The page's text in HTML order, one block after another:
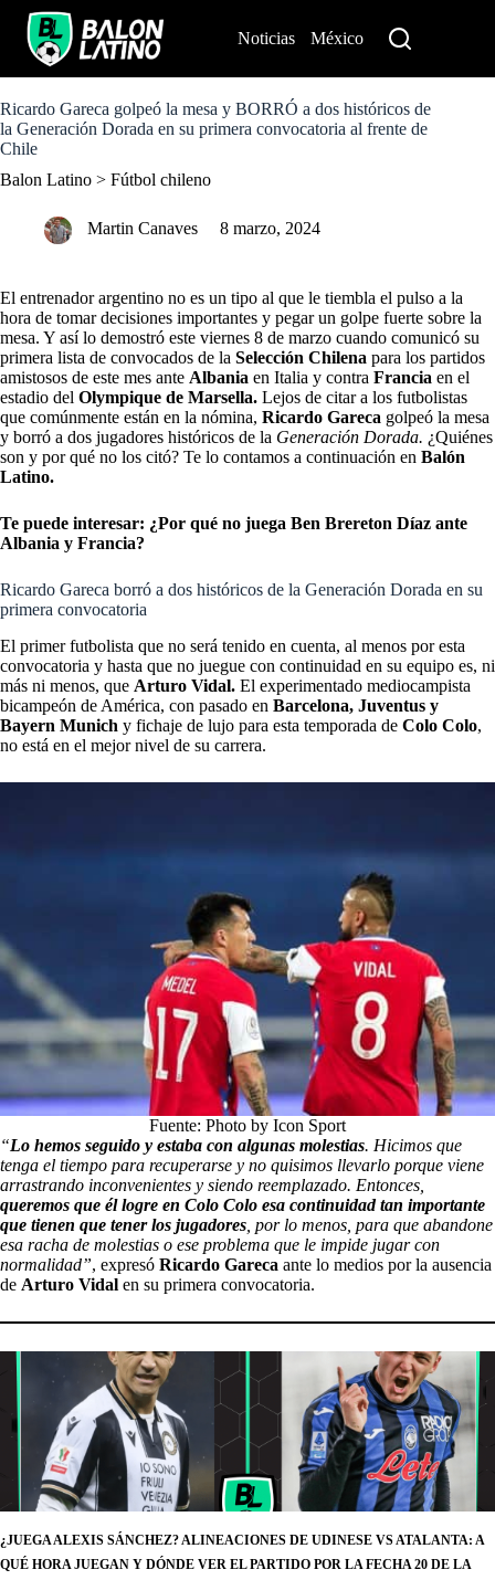
o
c
o
t
Noticias México
Ricardo Gareca golpeó la mesa y BORRÓ a dos históricos de
la Generación Dorada en su primera convocatoria al frente de
Chile
Balon Latino > Fútbol chileno
Martin Canaves 8 marzo, 2024
El entrenador argentino no es un tipo al que le tiembla el pulso a la
hora de tomar decisiones importantes y pegar un golpe fuerte sobre la
mesa. Y así lo demostró este viernes 8 de marzo cuando comunicó su
primera lista de convocados de la Selección Chilena para los partidos
amistosos de este mes ante Albania en Italia y contra Francia en el
estadio del Olympique de Marsella. Lejos de citar a los futbolistas
que comúnmente están en la nómina, Ricardo Gareca golpeó la mesa
y borró a dos jugadores históricos de la Generación Dorada. ¿Quiénes
son y por qué no los citó? Te lo contamos a continuación en Balón
Latino.
Te puede interesar: ¿Por qué no juega Ben Brereton Díaz ante
Albania y Francia?
Ricardo Gareca borró a dos históricos de la Generación Dorada en su
primera convocatoria
El primer futbolista que no será tenido en cuenta, al menos por esta
convocatoria y hasta que no juegue con continuidad en su equipo es, ni
más ni menos, que Arturo Vidal. El experimentado mediocampista
bicampeón de América, con pasado en Barcelona, Juventus y
Bayern Munich y fichaje de lujo para esta temporada de Colo Colo,
no está en el mejor nivel de su carrera.
Fuente: Photo by Icon Sport
“Lo hemos seguido y estaba con algunas molestias. Hicimos que
tenga el tiempo para recuperarse y no quisimos llevarlo porque viene
arrastrando inconvenientes y siendo reemplazado. Entonces,
queremos que él logre en Colo Colo esa continuidad tan importante
que tienen que tener los jugadores , por lo menos, para que abandone
esa racha de molestias o ese problema que le impide jugar con
normalidad”, expresó Ricardo Gareca ante lo medios por la ausencia
de Arturo Vidal en su primera convocatoria.
¿JUEGA ALEXIS SÁNCHEZ? ALINEACIONES DE UDINESE VS ATALANTA: A
QUÉ HORA JUEGAN Y DÓNDE VER EL PARTIDO POR LA FECHA 20 DE LA